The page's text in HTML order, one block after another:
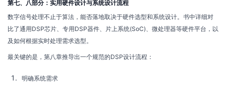
第七、八部分：实用硬件设计与系统设计流程
数字信号处理不止于算法，能否落地取决于硬件选型和系统设计。书中详细对
比了通用DSP芯片、专用DSP器件、片上系统(SoC)、微处理器等硬件平台，以
及如何根据实时处理需求选型。
最关键的是，第八章推导出一个规范的DSP设计流程：
明确系统需求